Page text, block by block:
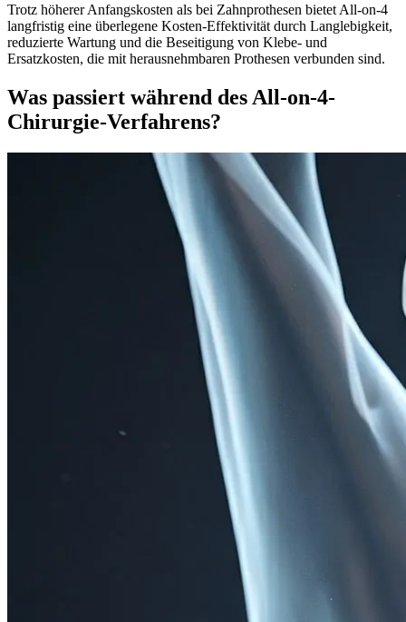
Trotz höherer Anfangskosten als bei Zahnprothesen bietet All-on-4
langfristig eine überlegene Kosten-Effektivität durch Langlebigkeit,
reduzierte Wartung und die Beseitigung von Klebe- und
Ersatzkosten, die mit herausnehmbaren Prothesen verbunden sind.
Was passiert während des All-on-4-
Chirurgie-Verfahrens?